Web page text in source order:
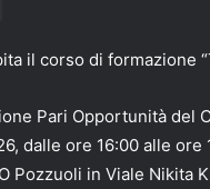
il corso di formazione
Pari Opportunità del
dalle ore 16:00 alle
Pozzuoli in Viale Nikita